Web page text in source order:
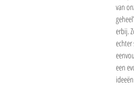
van
erbij.
een